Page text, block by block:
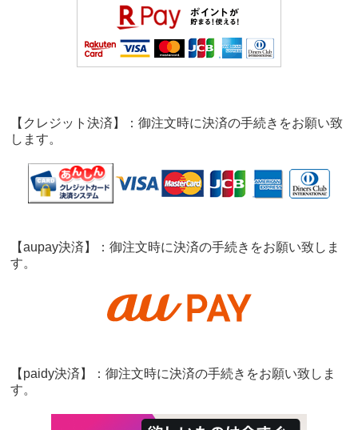
【クレジット決済】：御注文時に決済の手続きをお願い致
します。
【aupay決済】：御注文時に決済の手続きをお願い致しま
す。
【paidy決済】：御注文時に決済の手続きをお願い致しま
す。